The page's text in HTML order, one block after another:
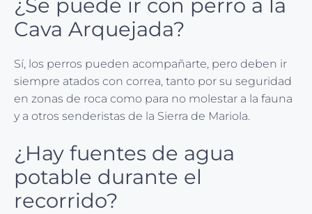
¿Se puede ir con perro a la
Cava Arquejada?
Sí, los perros pueden acompañarte, pero deben ir
siempre atados con correa, tanto por su seguridad
en zonas de roca como para no molestar a la fauna
y a otros senderistas de la Sierra de Mariola.
¿Hay fuentes de agua
potable durante el
recorrido?